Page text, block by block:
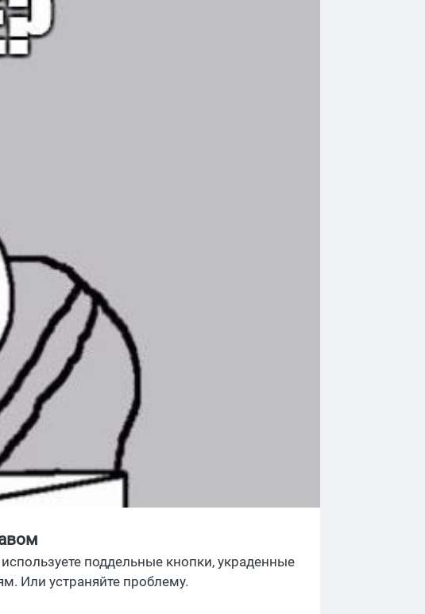
поддельные кнопки, украденные
Или устраняйте проблему.